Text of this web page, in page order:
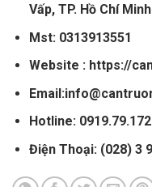
Vấp, TP. Hồ Chí Minh
Mst: 0313913551
Website : https://
Hotline:
Điện Thoại: (028) 3